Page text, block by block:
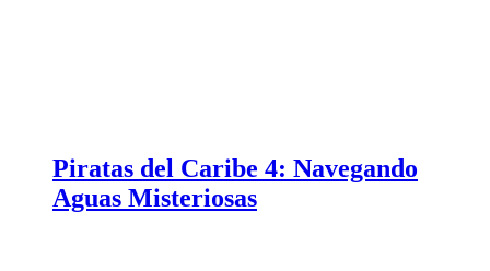
Piratas del Caribe 4: Navegando
Aguas Misteriosas